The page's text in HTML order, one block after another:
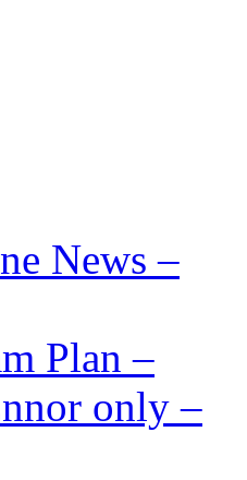
News –
Plan –
only –